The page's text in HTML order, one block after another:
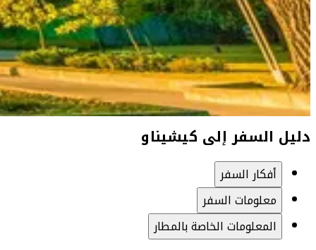
دليل السفر إلى كيشيناو
أفكار السفر
معلومات السفر
المعلومات الخاصة بالمطار